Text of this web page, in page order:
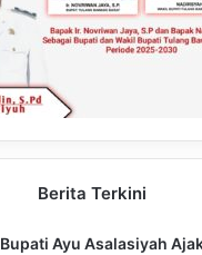
Berita Terkini
Bupati Ayu Asalasiyah